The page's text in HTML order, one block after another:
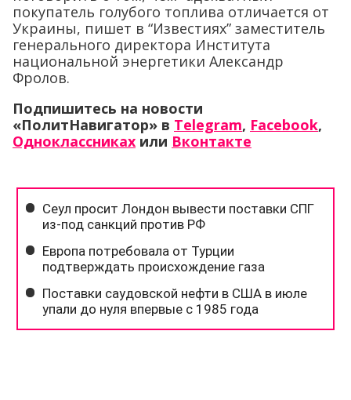
покупатель голубого топлива отличается от
Украины, пишет в “Известиях” заместитель
генерального директора Института
национальной энергетики Александр
Фролов.
Подпишитесь на новости
«ПолитНавигатор» в Telegram, Facebook,
Одноклассниках или Вконтакте